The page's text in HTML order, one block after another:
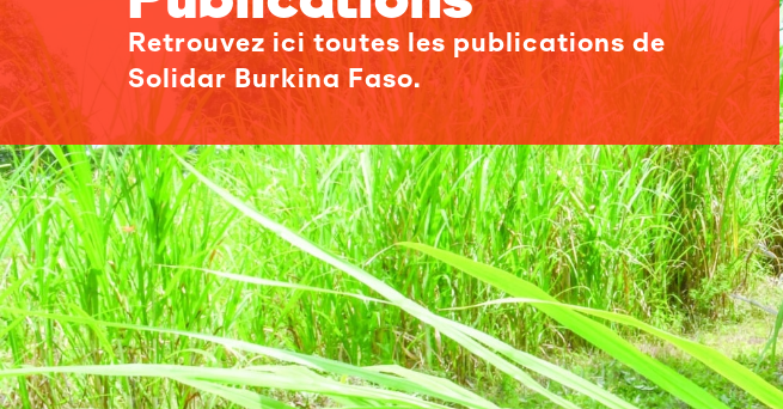
Retrouvez ici toutes les publications de
Solidar Burkina Faso.